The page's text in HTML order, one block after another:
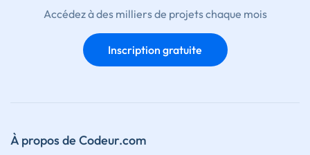
Accédez à des milliers de projets chaque mois
Inscription gratuite
À propos de Codeur.com